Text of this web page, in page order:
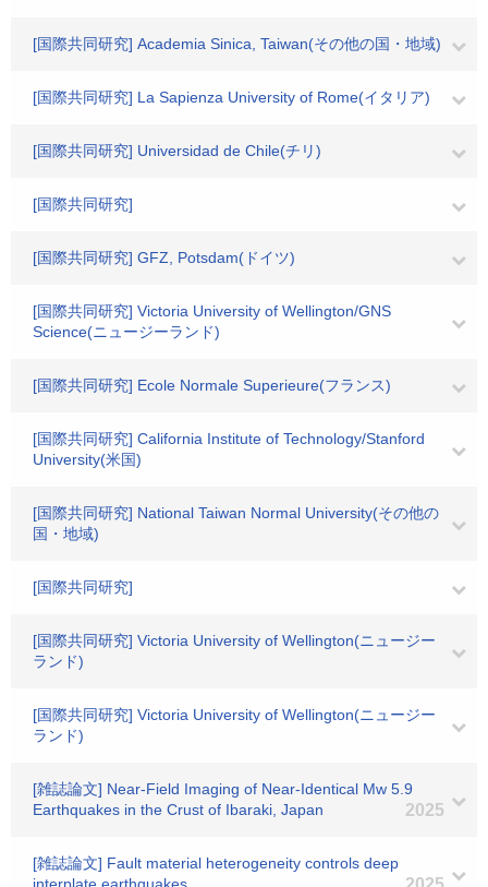
[国際共同研究] Academia Sinica, Taiwan(その他の国・地域)
[国際共同研究] La Sapienza University of Rome(イタリア)
[国際共同研究] Universidad de Chile(チリ)
[国際共同研究]
[国際共同研究] GFZ, Potsdam(ドイツ)
[国際共同研究] Victoria University of Wellington/GNS
Science(ニュージーランド)
[国際共同研究] Ecole Normale Superieure(フランス)
[国際共同研究] California Institute of Technology/Stanford
University(米国)
[国際共同研究] National Taiwan Normal University(その他の
国・地域)
[国際共同研究]
[国際共同研究] Victoria University of Wellington(ニュージー
ランド)
[国際共同研究] Victoria University of Wellington(ニュージー
ランド)
[雑誌論文] Near‐Field Imaging of Near‐Identical Mw 5.9
Earthquakes in the Crust of Ibaraki, Japan
2025
[雑誌論文] Fault material heterogeneity controls deep